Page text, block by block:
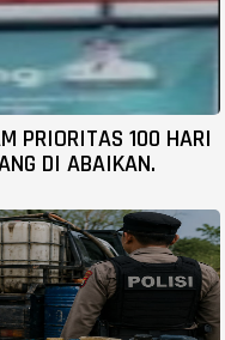
PRIORITAS 100 HARI
DI ABAIKAN.